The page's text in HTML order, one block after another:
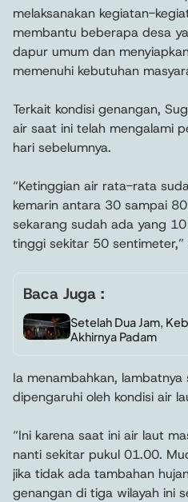
melaksanakan kegiatan-
membantu beberapa desa
dapur umum dan
memenuhi kebutuhan
Terkait kondisi genangan,
air saat ini telah mengalami
hari sebelumnya.
“Ketinggian air rata-rata
kemarin antara 30 sampai
sekarang sudah ada yang
tinggi sekitar 50 sentimeter,”
Baca Juga :
Setelah Dua Jam,
Akhirnya Padam
Ia menambahkan,
dipengaruhi oleh kondisi air
“Ini karena saat ini air laut
nanti sekitar pukul 01.00.
jika tidak ada tambahan
genangan di tiga wilayah ini